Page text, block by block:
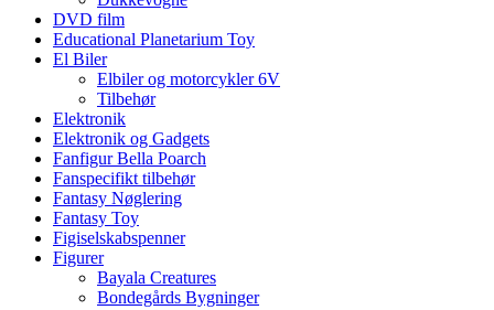
DVD film
Educational Planetarium Toy
El Biler
Elbiler og motorcykler 6V
Tilbehør
Elektronik
Elektronik og Gadgets
Fanfigur Bella Poarch
Fanspecifikt tilbehør
Fantasy Nøglering
Fantasy Toy
Figiselskabspenner
Figurer
Bayala Creatures
Bondegårds Bygninger